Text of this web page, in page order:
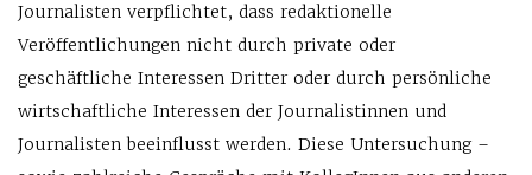
Journalisten verpflichtet, dass redaktionelle
Veröffentlichungen nicht durch private oder
geschäftliche Interessen Dritter oder durch persönliche
wirtschaftliche Interessen der Journalistinnen und
Journalisten beeinflusst werden. Diese Untersuchung –